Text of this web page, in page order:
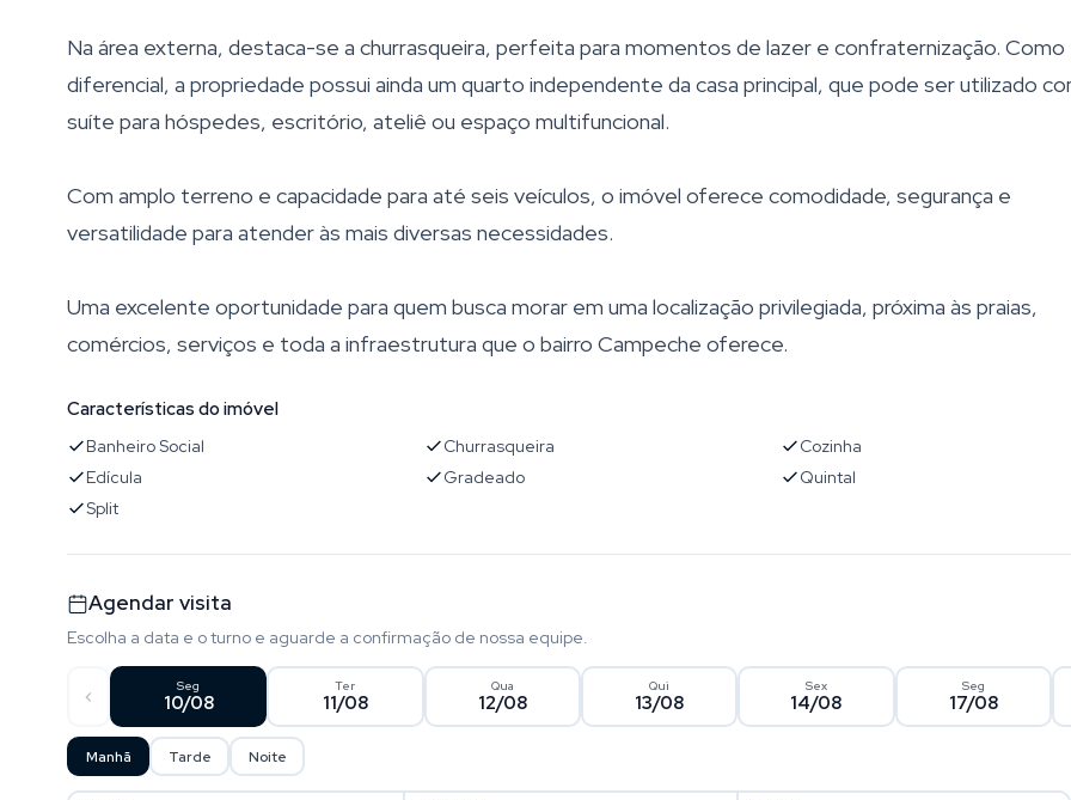
Na área externa, destaca-se a churrasqueira, perfeita para momentos de lazer e confraternização. Como
diferencial, a propriedade possui ainda um quarto independente da casa principal, que pode ser utilizado
suíte para hóspedes, escritório, ateliê ou espaço multifuncional.
Com amplo terreno e capacidade para até seis veículos, o imóvel oferece comodidade, segurança e
versatilidade para atender às mais diversas necessidades.
Uma excelente oportunidade para quem busca morar em uma localização privilegiada, próxima às praias,
comércios, serviços e toda a infraestrutura que o bairro Campeche oferece.
Características do imóvel
Banheiro Social Churrasqueira
Cozinha
Edícula
Gradeado
Quintal
Split
Agendar visita
Escolha a data e o turno e aguarde a confirmação de nossa equipe.
Seg
10/08
Ter
11/08
Qua
12/08
Qui
13/08
Sex
14/08
Seg
17/08
Manhã Tarde Noite